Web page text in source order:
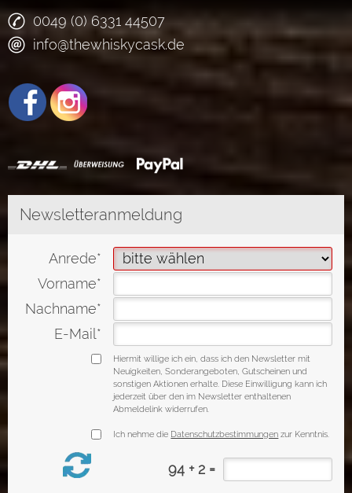
0049 (0) 6331 44507
info@thewhiskycask.de